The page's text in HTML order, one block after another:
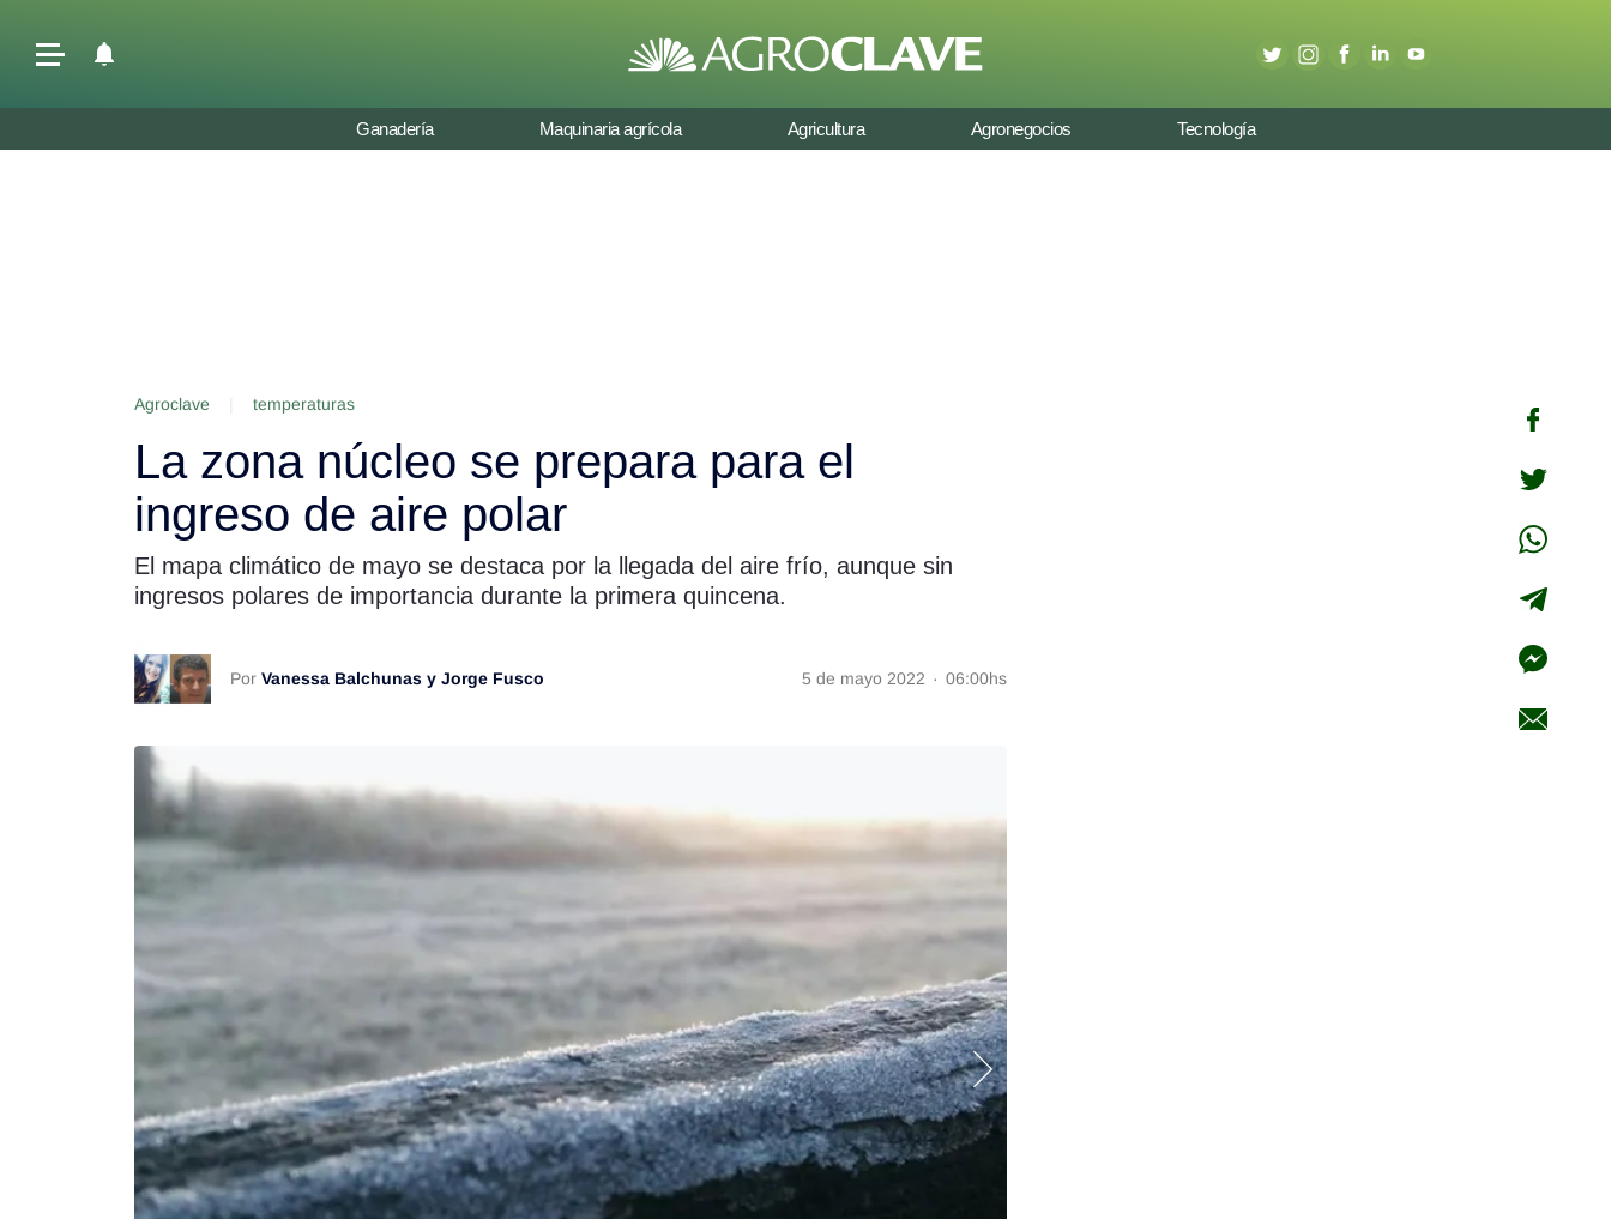
Ganadería Maquinaria agrícola Agricultura Agronegocios Tecnología
Agroclave temperaturas
La zona núcleo se prepara para el
ingreso de aire polar
El mapa climático de mayo se destaca por la llegada del aire frío, aunque sin
ingresos polares de importancia durante la primera quincena.
Por Vanessa Balchunas y Jorge Fusco 5 de mayo 2022 · 06:00hs